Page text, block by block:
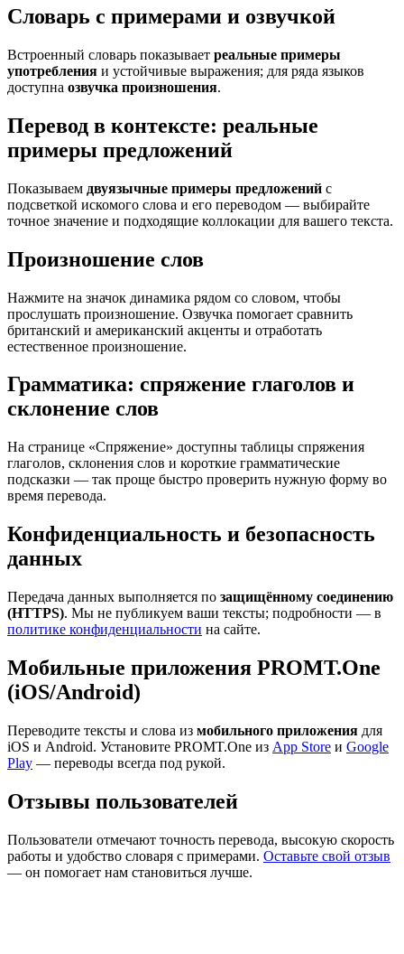
Словарь с примерами и озвучкой
Встроенный словарь показывает реальные примеры
употребления и устойчивые выражения; для ряда языков
доступна озвучка произношения.
Перевод в контексте: реальные
примеры предложений
Показываем двуязычные примеры предложений с
подсветкой искомого слова и его переводом — выбирайте
точное значение и подходящие коллокации для вашего текста.
Произношение слов
Нажмите на значок динамика рядом со словом, чтобы
прослушать произношение. Озвучка помогает сравнить
британский и американский акценты и отработать
естественное произношение.
Грамматика: спряжение глаголов и
склонение слов
На странице «Спряжение» доступны таблицы спряжения
глаголов, склонения слов и короткие грамматические
подсказки — так проще быстро проверить нужную форму во
время перевода.
Конфиденциальность и безопасность
данных
Передача данных выполняется по защищённому соединению
(HTTPS). Мы не публикуем ваши тексты; подробности — в
политике конфиденциальности на сайте.
Мобильные приложения PROMT.One
(iOS/Android)
Переводите тексты и слова из мобильного приложения для
iOS и Android. Установите PROMT.One из App Store и Google
Play — переводы всегда под рукой.
Отзывы пользователей
Пользователи отмечают точность перевода, высокую скорость
работы и удобство словаря с примерами. Оставьте свой отзыв
— он помогает нам становиться лучше.